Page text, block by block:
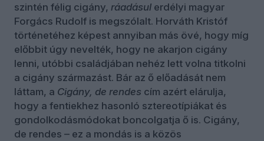
szintén félig cigány, ráadásul erdélyi magyar
Forgács Rudolf is megszólalt. Horváth Kristóf
történetéhez képest annyiban más övé, hogy míg
előbbit úgy nevelték, hogy ne akarjon cigány
lenni, utóbbi családjában nehéz lett volna titkolni
a cigány származást. Bár az ő előadását nem
láttam, a Cigány, de rendes cím azért elárulja,
hogy a fentiekhez hasonló sztereotípiákat és
gondolkodásmódokat boncolgatja ő is. Cigány,
de rendes – ez a mondás is a közös